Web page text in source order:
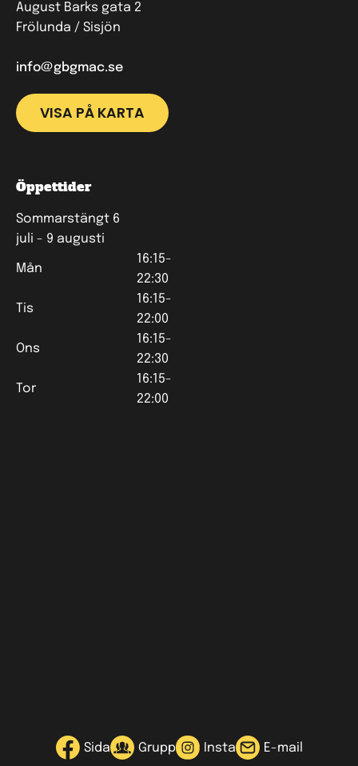
August Barks gata 2
Frölunda / Sisjön
info@gbgmac.se
VISA PÅ KARTA
Öppettider
Sommarstängt 6
juli - 9 augusti
Mån
16:15-
22:30
Tis
16:15-
22:00
Ons
16:15-
22:30
Tor
16:15-
22:00
Sida Grupp Insta E-mail